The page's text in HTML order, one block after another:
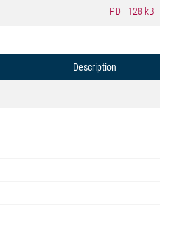
PDF 128 kB
Description